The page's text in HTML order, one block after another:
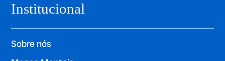
Institucional
Sobre nós